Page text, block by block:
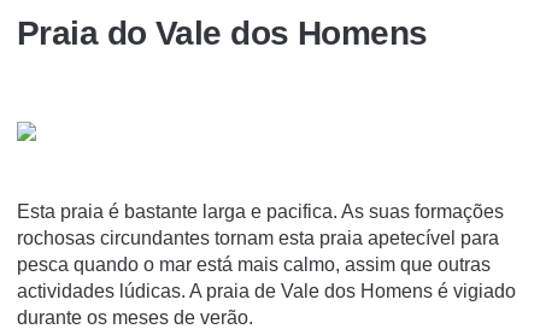
Praia do Vale dos Homens
Esta praia é bastante larga e pacifica. As suas formações
rochosas circundantes tornam esta praia apetecível para
pesca quando o mar está mais calmo, assim que outras
actividades lúdicas. A praia de Vale dos Homens é vigiado
durante os meses de verão.